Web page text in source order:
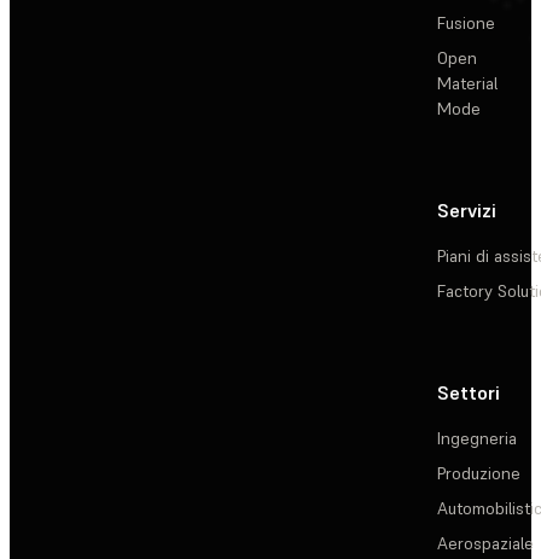
Fusione
Open
Material
Mode
Servizi
Piani di
Factory
Settori
Ingegneria
Produzione
Aerospaziale